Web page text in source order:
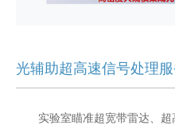
光辅助超高速信号处理
实验室瞄准超宽带雷达、